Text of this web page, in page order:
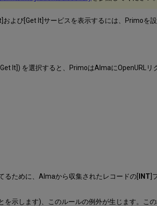
配
設
イ
リ
の
更
よび[Get It]サービスを表示するには、Primoを
It]) を選択すると、PrimoはAlmaにOpenURLリ
るために、Almaから収集されたレコードの[INT]
示します)、このルールの例外が生じます。この